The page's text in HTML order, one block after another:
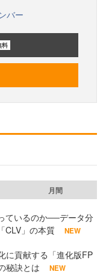
バー
料
月間
ているのか──データ分
CLV」の本質
NEW
に貢献する「進化版FP
秘訣とは
NEW